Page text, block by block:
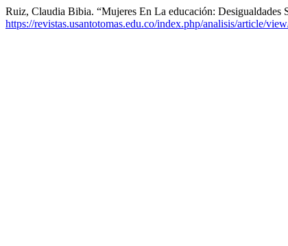
Ruiz, Claudia Bibia. “Mujeres En La educación: Desigualdades
https://revistas.usantotomas.edu.co/index.php/analisis/article/